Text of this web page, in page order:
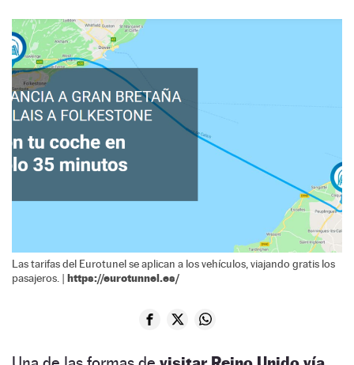
Las tarifas del Eurotunel se aplican a los vehículos, viajando gratis los
pasajeros. | https://eurotunnel.es/